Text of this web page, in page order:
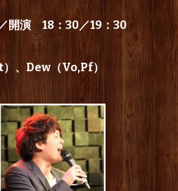
開演 18：30／19：30
、Dew（Vo,Pf）